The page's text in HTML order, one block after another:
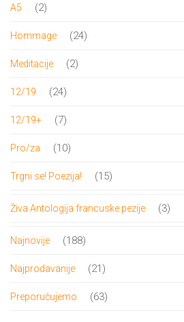
A5 22
Hommage 2424
Meditacije 22
12/19 2424
12/19+ 77
Pro/za 1010
Trgni se! Poezija! 1515
Živa Antologija francuske pezije 33
Najnovije 188188
Najprodavanije 21 21
Preporučujemo 6363